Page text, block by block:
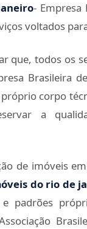
- Empresa
voltados
que, todos os
Brasileira
corpo
a
de imóveis
do rio de
e padrões